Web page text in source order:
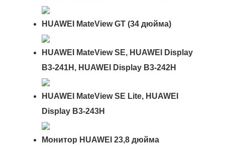
HUAWEI MateView GT (34 дюйма)
HUAWEI MateView SE, HUAWEI Display
B3-241H, HUAWEI Display B3-242H
HUAWEI MateView SE Lite, HUAWEI
Display B3-243H
Монитор HUAWEI 23,8 дюйма